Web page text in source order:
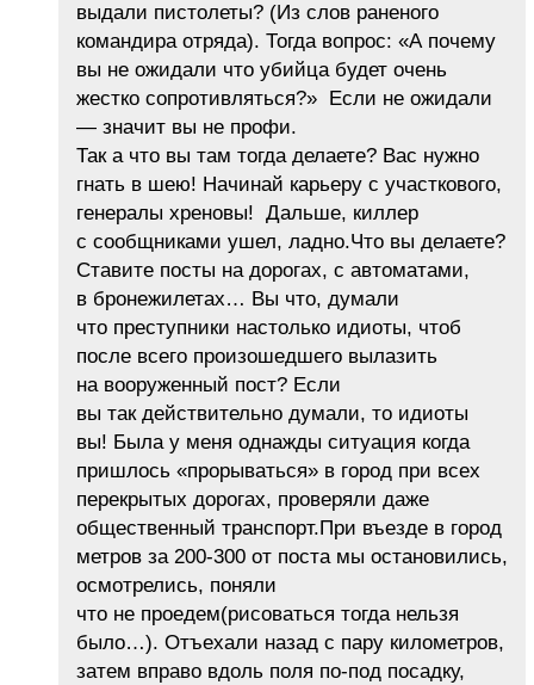
выдали пистолеты? (Из слов раненого
командира отряда). Тогда вопрос: «А почему
вы не ожидали что убийца будет очень
жестко сопротивляться?» Если не ожидали
— значит вы не профи.
Так а что вы там тогда делаете? Вас нужно
гнать в шею! Начинай карьеру с участкового,
генералы хреновы! Дальше, киллер
с сообщниками ушел, ладно.Что вы делаете?
Ставите посты на дорогах, с автоматами,
в бронежилетах… Вы что, думали
что преступники настолько идиоты, чтоб
после всего произошедшего вылазить
на вооруженный пост? Если
вы так действительно думали, то идиоты
вы! Была у меня однажды ситуация когда
пришлось «прорываться» в город при всех
перекрытых дорогах, проверяли даже
общественный транспорт.При въезде в город
метров за 200-300 от поста мы остановились,
осмотрелись, поняли
что не проедем(рисоваться тогда нельзя
было…). Отъехали назад с пару километров,
затем вправо вдоль поля по-под посадку,